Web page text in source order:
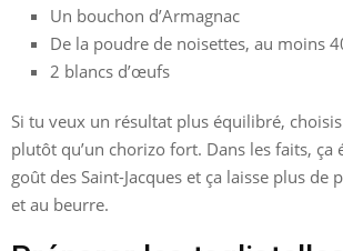
Un bouchon d’Armagnac
De la poudre de noisettes, au moins
2 blancs d’œufs
Si tu veux un résultat plus équilibré,
plutôt qu’un chorizo fort. Dans les faits, ça
goût des Saint-Jacques et ça laisse plus de
et au beurre.